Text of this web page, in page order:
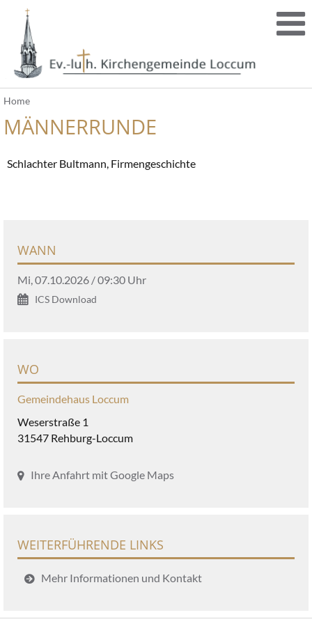
Home
MÄNNERRUNDE
Schlachter Bultmann, Firmengeschichte
WANN
Mi, 07.10.2026 / 09:30 Uhr
ICS Download
WO
Gemeindehaus Loccum
Weserstraße 1
31547 Rehburg-Loccum
Ihre Anfahrt mit Google Maps
WEITERFÜHRENDE LINKS
Mehr Informationen und Kontakt